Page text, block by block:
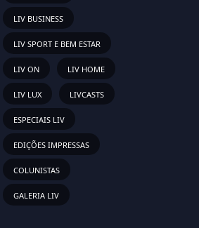
LIV BUSINESS
LIV SPORT E BEM ESTAR
LIV ON LIV HOME
LIV LUX LIVCASTS
ESPECIAIS LIV
EDIÇÕES IMPRESSAS
COLUNISTAS
GALERIA LIV